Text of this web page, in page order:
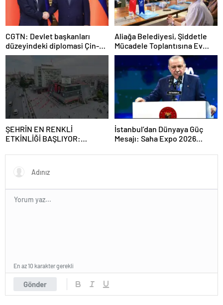
CGTN: Devlet başkanları
düzeyindeki diplomasi Çin-
Rusya arasındaki büyüyen
ortaklığı güçlendiriyor
Aliağa Belediyesi, Şiddetle
Mücadele Toplantısına Ev
Sahipliği Yaptı
ŞEHRİN EN RENKLİ
ETKİNLİĞİ BAŞLIYOR:
FESTİVALİ” HEYECANI
GAZİOSMANPAŞA’DA
YAŞANACAK
İstanbul’dan Dünyaya Güç
Mesajı: Saha Expo 2026
Gönder
En az 10 karakter gerekli